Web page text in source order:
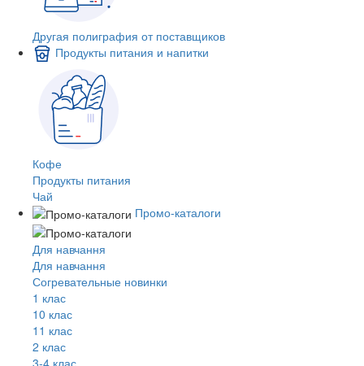
Другая полиграфия от поставщиков
Продукты питания и напитки
Кофе
Продукты питания
Чай
Промо-каталоги
Для навчання
Для навчання
Согревательные новинки
1 клас
10 клас
11 клас
2 клас
3-4 клас